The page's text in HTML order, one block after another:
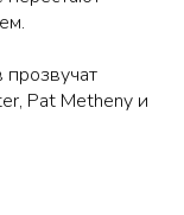
Pat Metheny и